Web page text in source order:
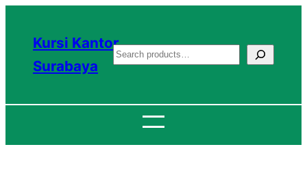
konten
Kursi Kantor
Surabaya
S
a
c